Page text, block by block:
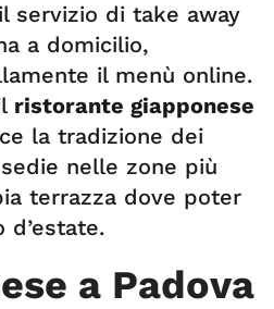
servizio di take away
a domicilio,
il menù online.
ristorante giapponese
la tradizione dei
nelle zone più
terrazza dove poter
d’estate.
a Padova